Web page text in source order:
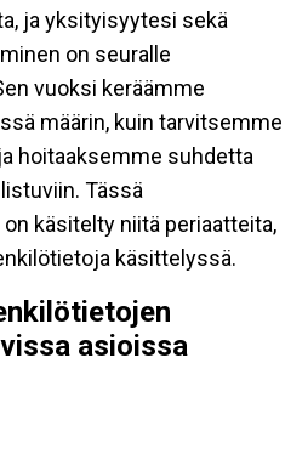
ja yksityisyytesi sekä
on seuralle
vuoksi keräämme
määrin, kuin tarvitsemme
hoitaaksemme suhdetta
Tässä
käsitelty niitä periaatteita,
käsittelyssä.
asioissa